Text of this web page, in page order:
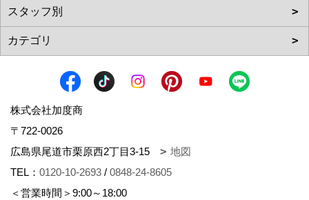
株式会社加度商
〒722-0026
広島県尾道市栗原西2丁目3-15
地図
TEL： 0120-10-2693 / 0848-24-8605
＜営業時間＞9:00～18:00